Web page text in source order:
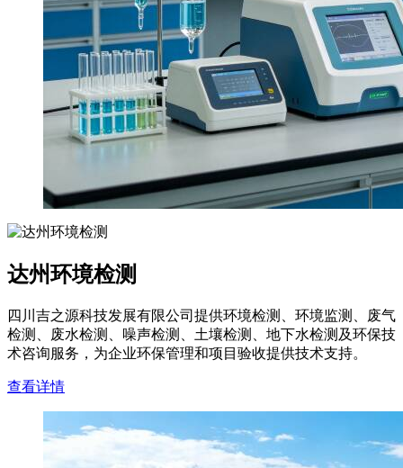
达州环境检测
四川吉之源科技发展有限公司提供环境检测、环境监测、废气
检测、废水检测、噪声检测、土壤检测、地下水检测及环保技
术咨询服务，为企业环保管理和项目验收提供技术支持。
查看详情